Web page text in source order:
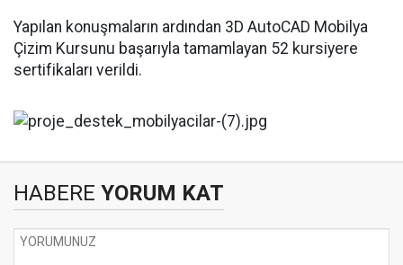
Yapılan konuşmaların ardından 3D AutoCAD Mobilya
Çizim Kursunu başarıyla tamamlayan 52 kursiyere
sertifikaları verildi.
HABERE YORUM KAT